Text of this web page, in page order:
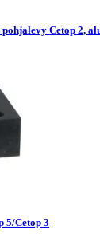
Cetop 2,
5/Cetop 3